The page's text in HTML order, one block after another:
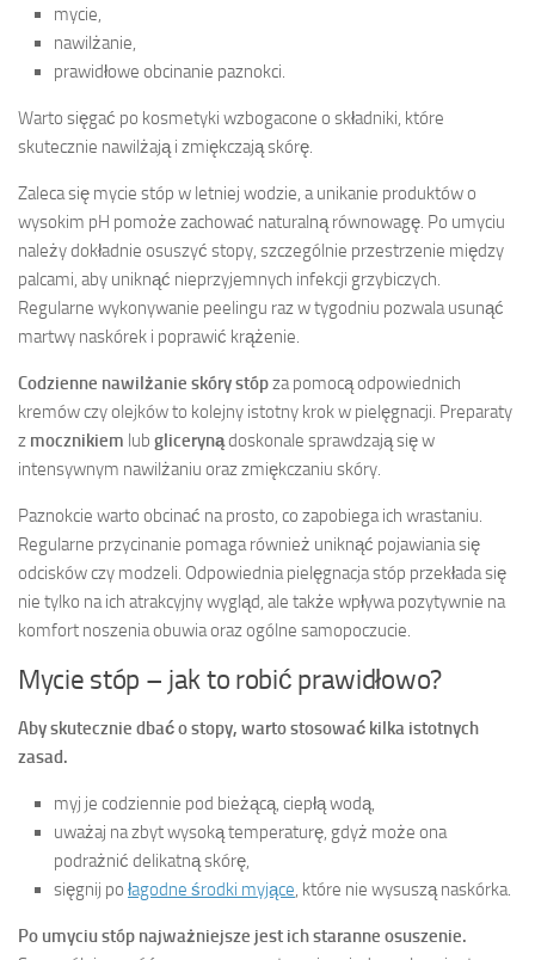
mycie,
nawilżanie,
prawidłowe obcinanie paznokci.
Warto sięgać po kosmetyki wzbogacone o składniki, które
skutecznie nawilżają i zmiękczają skórę.
Zaleca się mycie stóp w letniej wodzie, a unikanie produktów o
wysokim pH pomoże zachować naturalną równowagę. Po umyciu
należy dokładnie osuszyć stopy, szczególnie przestrzenie między
palcami, aby uniknąć nieprzyjemnych infekcji grzybiczych.
Regularne wykonywanie peelingu raz w tygodniu pozwala usunąć
martwy naskórek i poprawić krążenie.
Codzienne nawilżanie skóry stópza pomocą odpowiednich
kremów czy olejków to kolejny istotny krok w pielęgnacji. Preparaty
z mocznikiem lub glicerynądoskonale sprawdzają się w
intensywnym nawilżaniu oraz zmiękczaniu skóry.
Paznokcie warto obcinać na prosto, co zapobiega ich wrastaniu.
Regularne przycinanie pomaga również uniknąć pojawiania się
odcisków czy modzeli. Odpowiednia pielęgnacja stóp przekłada się
nie tylko na ich atrakcyjny wygląd, ale także wpływa pozytywnie na
komfort noszenia obuwia oraz ogólne samopoczucie.
Mycie stóp – jak to robić prawidłowo?
Aby skutecznie dbać o stopy, warto stosować kilka istotnych
zasad.
myj je codziennie pod bieżącą, ciepłą wodą,
uważaj na zbyt wysoką temperaturę, gdyż może ona
podrażnić delikatną skórę,
sięgnij po łagodne środki myjące, które nie wysuszą naskórka.
Po umyciu stóp najważniejsze jest ich staranne osuszenie.